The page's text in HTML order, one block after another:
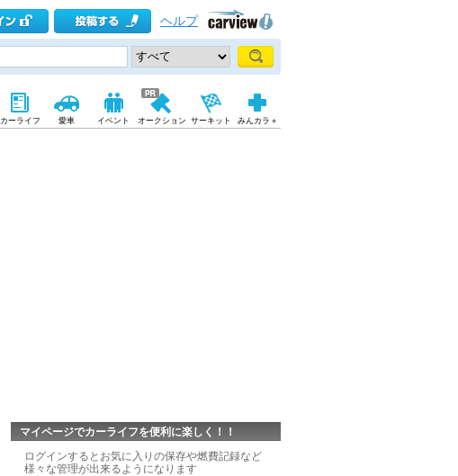
ヘルプ
カーライフ 愛車 イベント オークション サーキット みんカラ＋
マイページでカーライフを便利に楽しく！！
ログインするとお気に入りの保存や燃費記録など
様々な管理が出来るようになります